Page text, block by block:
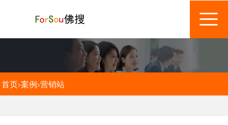
首页>案例>营销站